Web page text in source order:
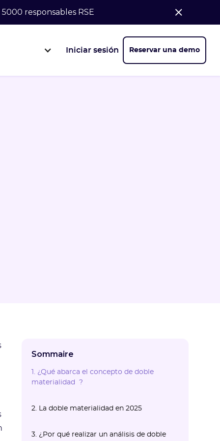
responsables RSE
Iniciar sesión Reservar una demo
Sommaire
1. ¿Qué abarca el concepto de doble
materialidad ?
2. La doble materialidad en 2025
empleados
empleados
3. ¿Por qué realizar un análisis de doble